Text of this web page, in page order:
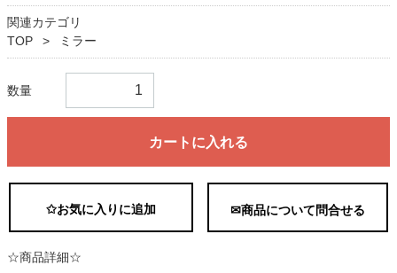
関連カテゴリ
TOP
ミラー
数量
カートに入れる
✩お気に入りに追加 ✉商品について問合せる
☆商品詳細☆